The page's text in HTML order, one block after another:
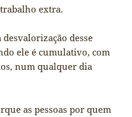
extra.
desvalorização desse
ele é cumulativo, com
num qualquer dia
as pessoas por quem